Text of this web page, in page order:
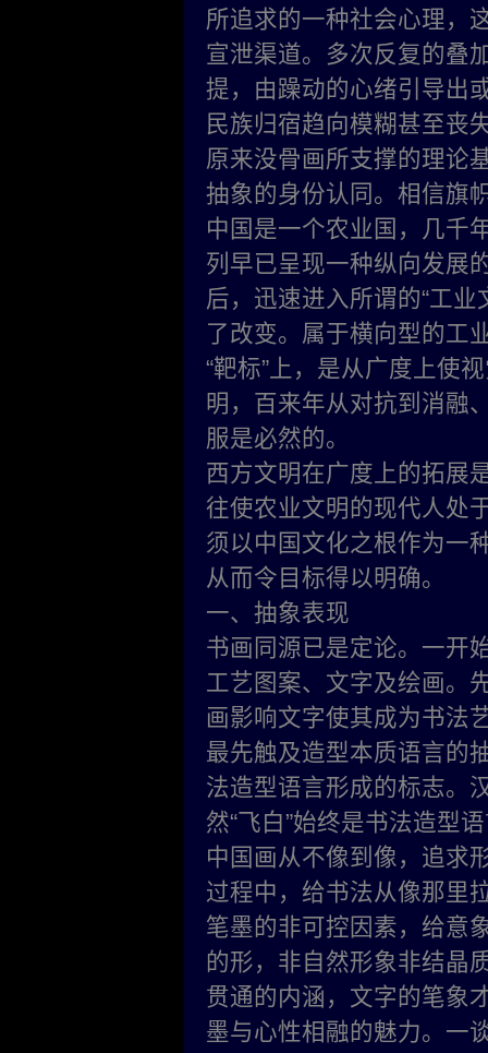
所追求的一种社会心理，
宣泄渠道。多次反复的叠
提，由躁动的心绪引导出
民族归宿趋向模糊甚至丧
原来没骨画所支撑的理论
抽象的身份认同。相信旗
中国是一个农业国，几千
列早已呈现一种纵向发展
后，迅速进入所谓的“工
了改变。属于横向型的工
“靶标”上，是从广度上使
明，百来年从对抗到消融
服是必然的。
西方文明在广度上的拓展
往使农业文明的现代人处
须以中国文化之根作为一
从而令目标得以明确。
一、抽象表现
书画同源已是定论。一开
工艺图案、文字及绘画。
画影响文字使其成为书法
最先触及造型本质语言的
法造型语言形成的标志。
然“飞白”始终是书法造型
中国画从不像到像，追求
过程中，给书法从像那里
笔墨的非可控因素，给意
的形，非自然形象非结晶
贯通的内涵，文字的笔象
墨与心性相融的魅力。一